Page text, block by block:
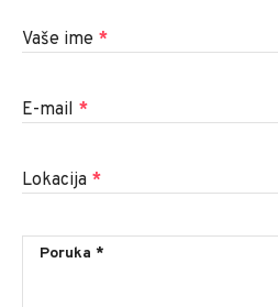
Vaše ime *
E-mail *
Lokacija *